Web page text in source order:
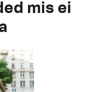
mis ei